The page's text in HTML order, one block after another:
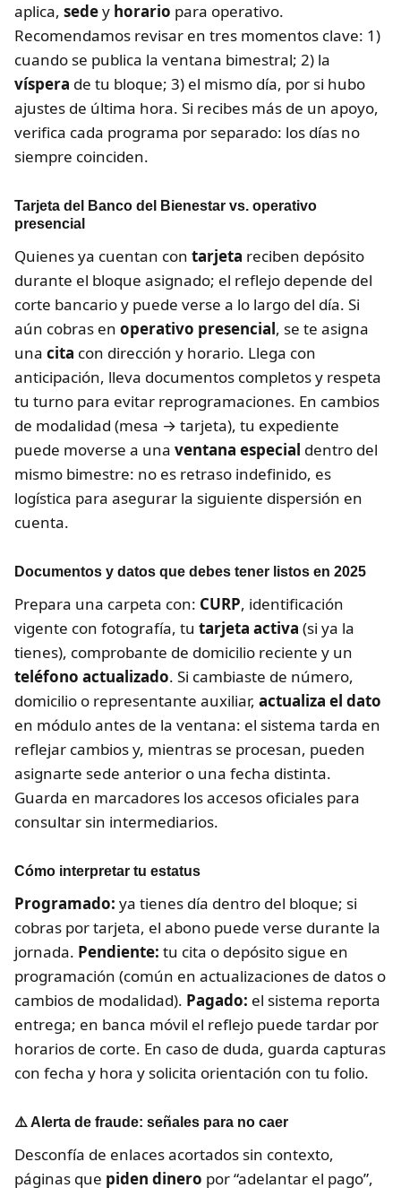
aplica, sedey horario para operativo.
Recomendamos revisar en tres momentos clave: 1)
cuando se publica la ventana bimestral; 2) la
víspera de tu bloque; 3) el mismo día, por si hubo
ajustes de última hora. Si recibes más de un apoyo,
verifica cada programa por separado: los días no
siempre coinciden.
Tarjeta del Banco del Bienestar vs. operativo
presencial
Quienes ya cuentan con tarjeta reciben depósito
durante el bloque asignado; el reflejo depende del
corte bancario y puede verse a lo largo del día. Si
aún cobras en operativo presencial, se te asigna
una cita con dirección y horario. Llega con
anticipación, lleva documentos completos y respeta
tu turno para evitar reprogramaciones. En cambios
de modalidad (mesa → tarjeta), tu expediente
puede moverse a una ventana especial dentro del
mismo bimestre: no es retraso indefinido, es
logística para asegurar la siguiente dispersión en
cuenta.
Documentos y datos que debes tener listos en 2025
Prepara una carpeta con: CURP, identificación
vigente con fotografía, tu tarjeta activa (si ya la
tienes), comprobante de domicilio reciente y un
teléfono actualizado. Si cambiaste de número,
domicilio o representante auxiliar, actualiza el dato
en módulo antes de la ventana: el sistema tarda en
reflejar cambios y, mientras se procesan, pueden
asignarte sede anterior o una fecha distinta.
Guarda en marcadores los accesos oficiales para
consultar sin intermediarios.
Cómo interpretar tu estatus
Programado: ya tienes día dentro del bloque; si
cobras por tarjeta, el abono puede verse durante la
jornada. Pendiente: tu cita o depósito sigue en
programación (común en actualizaciones de datos o
cambios de modalidad). Pagado: el sistema reporta
entrega; en banca móvil el reflejo puede tardar por
horarios de corte. En caso de duda, guarda capturas
con fecha y hora y solicita orientación con tu folio.
⚠️ Alerta de fraude: señales para no caer
Desconfía de enlaces acortados sin contexto,
páginas que piden dinero por “adelantar el pago”,